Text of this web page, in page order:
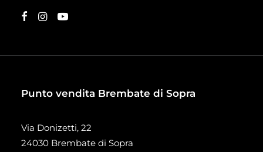
Punto vendita Brembate di Sopra
Via Donizetti, 22
24030 Brembate di Sopra